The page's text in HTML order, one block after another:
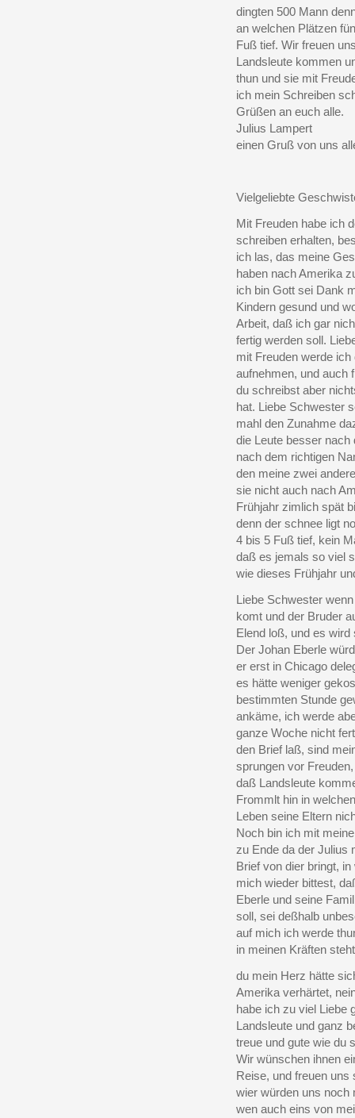
dingten 500 Mann
an welchen Plätzen
Fuß tief. Wir freuen
Landsleute kommen
thun und sie mit
ich mein Schreiben
Grüßen an euch alle.
Julius Lampert
einen Gruß von uns
Vielgeliebte
Mit Freuden habe ich
schreiben erhalten,
ich las, das meine
haben nach Amerika
ich bin Gott sei Dank
Kindern gesund und
Arbeit, daß ich gar
fertig werden soll.
mit Freuden werde
aufnehmen, und auch
du schreibst aber
hat. Liebe Schwester
mahl den Zunahme
die Leute besser nach
nach dem richtigen
den meine zwei
sie nicht auch nach
Frühjahr zimlich spät
denn der schnee ligt
4 bis 5 Fuß tief, kein
daß es jemals so viel
wie dieses Frühjahr
Liebe Schwester
komt und der Bruder
Elend loß, und es
Der Johan Eberle
er erst in Chicago
es hätte weniger
bestimmten Stunde
ankäme, ich werde
ganze Woche nicht
den Brief laß, sind
sprungen vor
daß Landsleute
Frommlt hin in
Leben seine Eltern
Noch bin ich mit
zu Ende da der Julius
Brief von dier bringt,
mich wieder bittest,
Eberle und seine
soll, sei deßhalb
auf mich ich werde
in meinen Kräften
du mein Herz hätte
Amerika verhärtet,
habe ich zu viel Liebe
Landsleute und ganz
treue und gute wie du
Wir wünschen ihnen
Reise, und freuen uns
wier würden uns noch
wen auch eins von